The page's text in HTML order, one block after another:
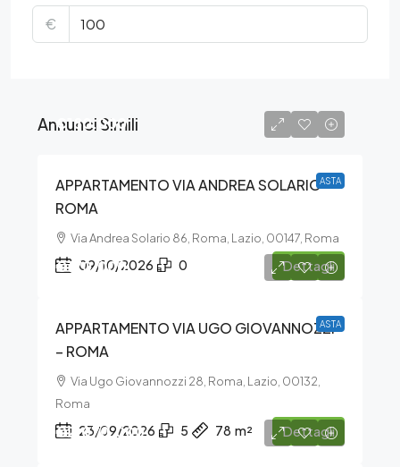
€
Annunci Simili
ASTA
€180.000
APPARTAMENTO VIA ANDREA SOLARIO –
ROMA
Via Andrea Solario 86, Roma, Lazio, 00147, Roma
09/10/2026 0 Dettagli
ASTA
€170.000
APPARTAMENTO VIA UGO GIOVANNOZZI
– ROMA
Via Ugo Giovannozzi 28, Roma, Lazio, 00132,
Roma
23/09/2026 5 78 m² Dettagli
€2.070.000